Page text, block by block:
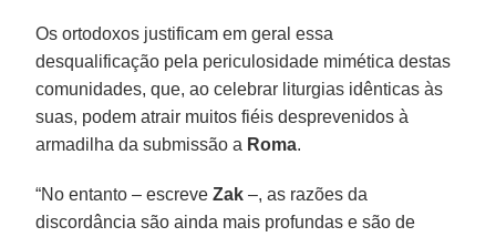
Os ortodoxos justificam em geral essa
desqualificação pela periculosidade mimética destas
comunidades, que, ao celebrar liturgias idênticas às
suas, podem atrair muitos fiéis desprevenidos à
armadilha da submissão a Roma.
“No entanto – escreveZak –, as razões da
discordância são ainda mais profundas e são de